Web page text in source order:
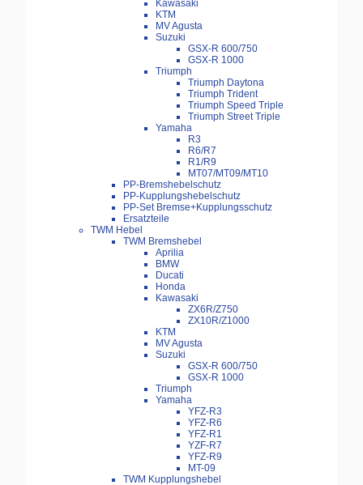
Kawasaki
KTM
MV Agusta
Suzuki
GSX-R 600/750
GSX-R 1000
Triumph
Triumph Daytona
Triumph Trident
Triumph Speed Triple
Triumph Street Triple
Yamaha
R3
R6/R7
R1/R9
MT07/MT09/MT10
PP-Bremshebelschutz
PP-Kupplungshebelschutz
PP-Set Bremse+Kupplungsschutz
Ersatzteile
TWM Hebel
TWM Bremshebel
Aprilia
BMW
Ducati
Honda
Kawasaki
ZX6R/Z750
ZX10R/Z1000
KTM
MV Agusta
Suzuki
GSX-R 600/750
GSX-R 1000
Triumph
Yamaha
YFZ-R3
YFZ-R6
YFZ-R1
YZF-R7
YFZ-R9
MT-09
TWM Kupplungshebel